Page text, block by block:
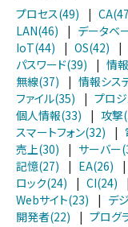
プロセス(49)
|
LAN(46)
| データベ
IoT(44)
| OS(42) |
パスワード(39)
| 情
無線(37)
| 情報シス
ファイル(35)
| プロ
個人情報(33)
| 攻撃
スマートフォン(32)
|
売上(30)
| サーバー
記憶(27)
| EA(26) |
ロック(24)
| CI(24) |
Webサイト(23)
| デ
開発者(22)
| プログ